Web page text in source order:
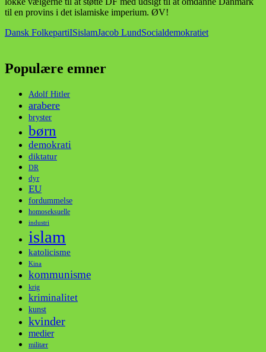
til en provins i det islamiske imperium. ØV!
Dansk FolkepartiISislamJacob LundSocialdemokratiet
Populære emner
Adolf Hitler
arabere
bryster
børn
demokrati
diktatur
DR
dyr
EU
fordummelse
homoseksuelle
industri
islam
katolicisme
Kina
kommunisme
krig
kriminalitet
kunst
kvinder
medier
militær